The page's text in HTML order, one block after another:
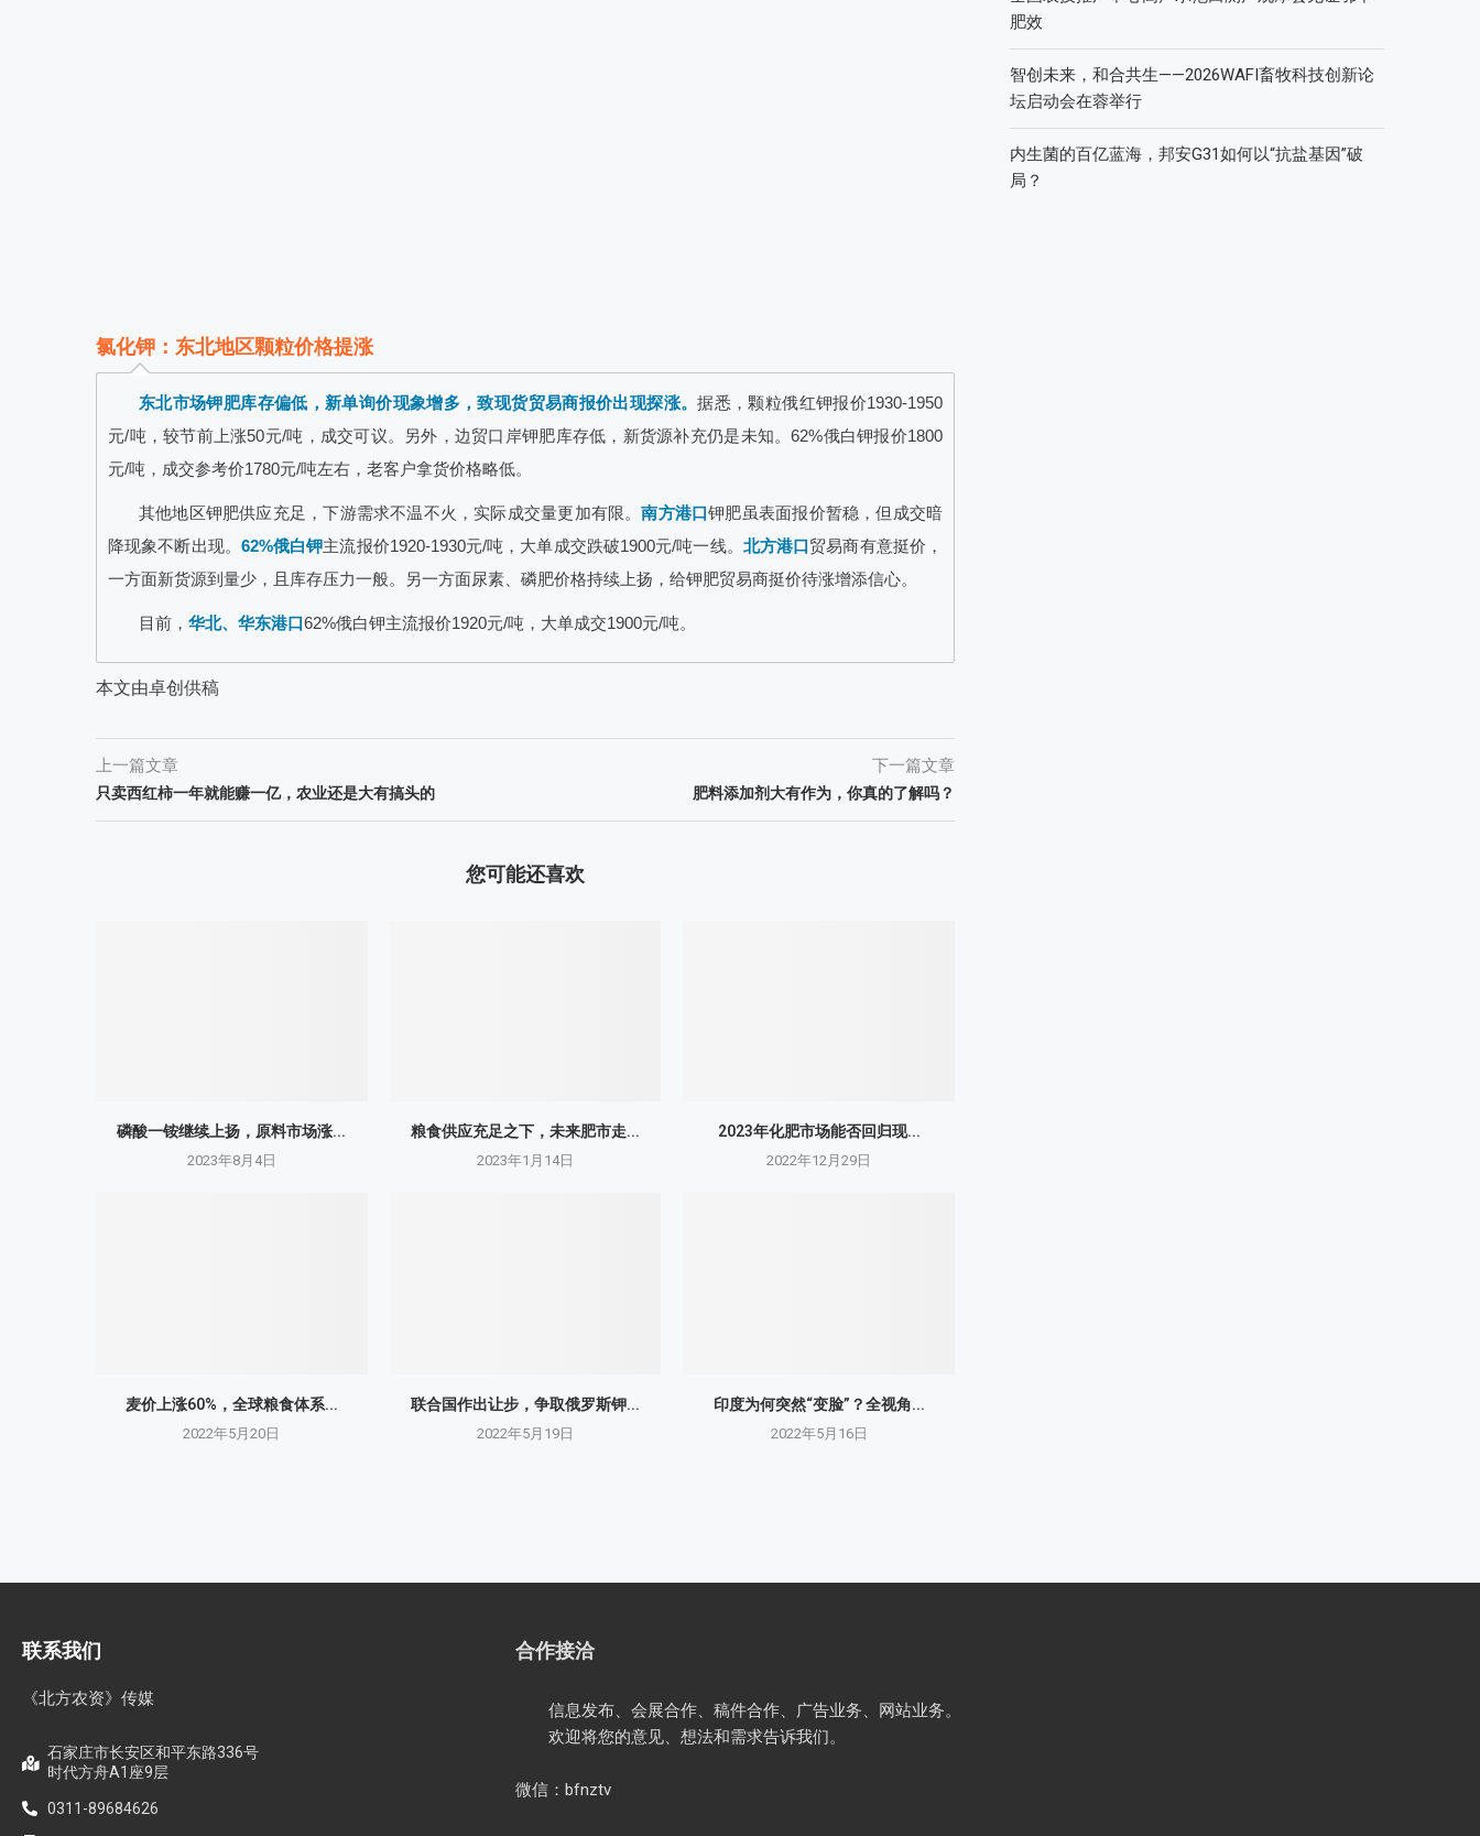
氯化钾：东北地区颗粒价格提涨
东北市场钾肥库存偏低，新单询价现象增多，致现货贸易商报价出现探涨。据悉，颗粒俄红钾报价1930-1950
元/吨，较节前上涨50元/吨，成交可议。另外，边贸口岸钾肥库存低，新货源补充仍是未知。62%俄白钾报价1800
元/吨，成交参考价1780元/吨左右，老客户拿货价格略低。
其他地区钾肥供应充足，下游需求不温不火，实际成交量更加有限。南方港口钾肥虽表面报价暂稳，但成交暗
降现象不断出现。 62%俄白钾主流报价1920-1930元/吨，大单成交跌破1900元/吨一线。 北方港口贸易商有意挺价，
一方面新货源到量少，且库存压力一般。另一方面尿素、磷肥价格持续上扬，给钾肥贸易商挺价待涨增添信心。
目前， 华北、华东港口62%俄白钾主流报价1920元/吨，大单成交1900元/吨。
本文由卓创供稿
上一篇文章
只卖西红柿一年就能赚一亿，农业还是大有搞头的
下一篇文章
肥料添加剂大有作为，你真的了解吗？
您可能还喜欢
磷酸一铵继续上扬，原料市场涨...
2023年8月4日
粮食供应充足之下，未来肥市走...
2023年1月14日
2023年化肥市场能否回归现...
2022年12月29日
麦价上涨60%，全球粮食体系...
2022年5月20日
联合国作出让步，争取俄罗斯钾...
2022年5月19日
印度为何突然“变脸”？全视角...
2022年5月16日
桥梁 【鄂中】
心连心助力黄淮海小麦水肥一体化技术落地推广
联系我们
《北方农资》传媒
石家庄市长安区和平东路336号
时代方舟A1座9层
0311-89684626
合作接洽
信息发布、会展合作、稿件合作、广告业务、网站业务。
欢迎将您的意见、想法和需求告诉我们。
微信：bfnztv